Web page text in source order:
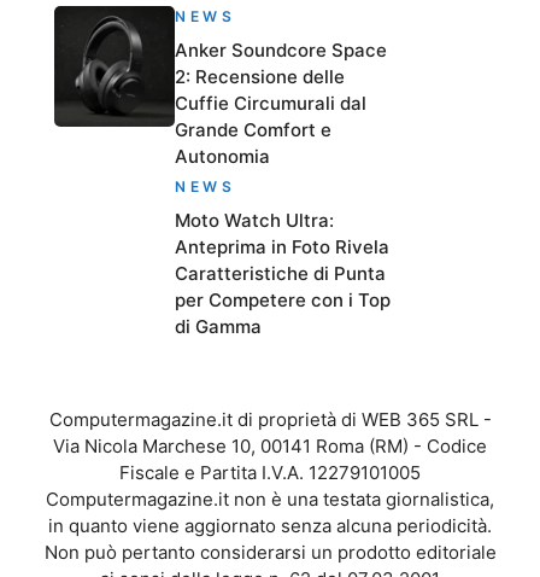
NEWS
Anker Soundcore Space
2: Recensione delle
Cuffie Circumurali dal
Grande Comfort e
Autonomia
NEWS
Moto Watch Ultra:
Anteprima in Foto Rivela
Caratteristiche di Punta
per Competere con i Top
di Gamma
Computermagazine.it di proprietà di WEB 365 SRL -
Via Nicola Marchese 10, 00141 Roma (RM) - Codice
Fiscale e Partita I.V.A. 12279101005
Computermagazine.it non è una testata giornalistica,
in quanto viene aggiornato senza alcuna periodicità.
Non può pertanto considerarsi un prodotto editoriale